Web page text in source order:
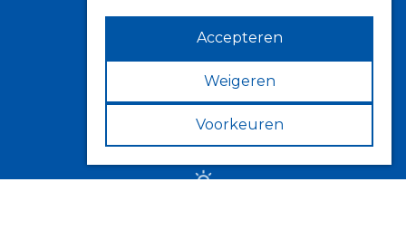
Informatie
Over ons
Tips
Verkooppunten
Accepteren
Weigeren
Voorkeuren